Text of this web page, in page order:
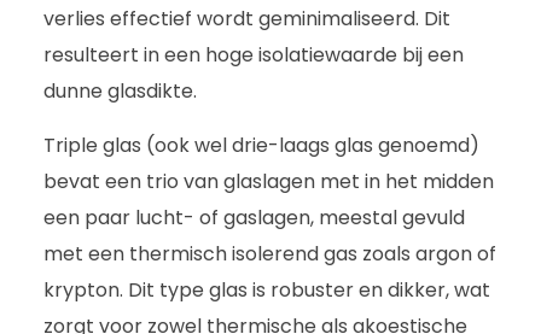
verlies effectief wordt geminimaliseerd. Dit
resulteert in een hoge isolatiewaarde bij een
dunne glasdikte.
Triple glas (ook wel drie-laags glas genoemd)
bevat een trio van glaslagen met in het midden
een paar lucht- of gaslagen, meestal gevuld
met een thermisch isolerend gas zoals argon of
krypton. Dit type glas is robuster en dikker, wat
zorgt voor zowel thermische als akoestische